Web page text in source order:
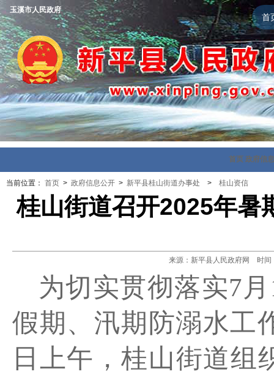
首
玉溪市人民政府
首页 政府信
当前位置： 首页 > 政府信息公开 > 新平县桂山街道办事处 > 桂山资信
桂山街道召开2025年暑
来源：新平县人民政府网 时
为切实贯彻落实7 月
假期、汛期防溺水工
日上午，桂山街道组